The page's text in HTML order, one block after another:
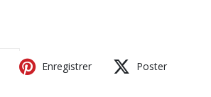
Enregistrer Poster